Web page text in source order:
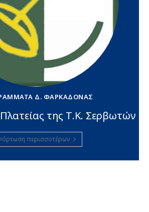
Δ. ΦΑΡΚΑΔΌΝΑΣ
της Τ.Κ. Σερβωτών
περισσοτέρων